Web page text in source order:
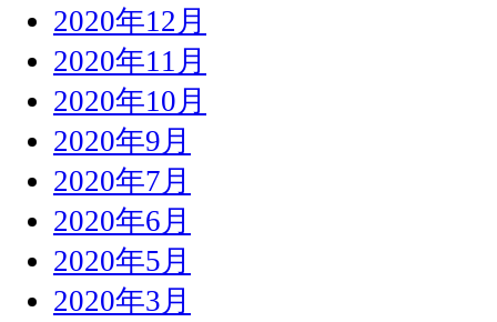
2020年12月
2020年11月
2020年10月
2020年9月
2020年7月
2020年6月
2020年5月
2020年3月